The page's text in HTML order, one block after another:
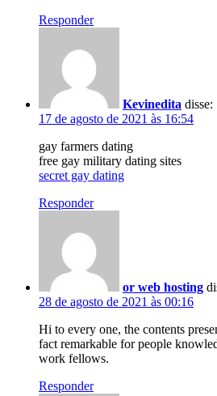
Responder
Kevinedita disse:
17 de agosto de 2021 às 16:54
gay farmers dating
free gay military dating sites
secret gay dating
Responder
or web hosting
28 de agosto de 2021 às 00:16
Hi to every one, the contents
fact remarkable for people
work fellows.
Responder